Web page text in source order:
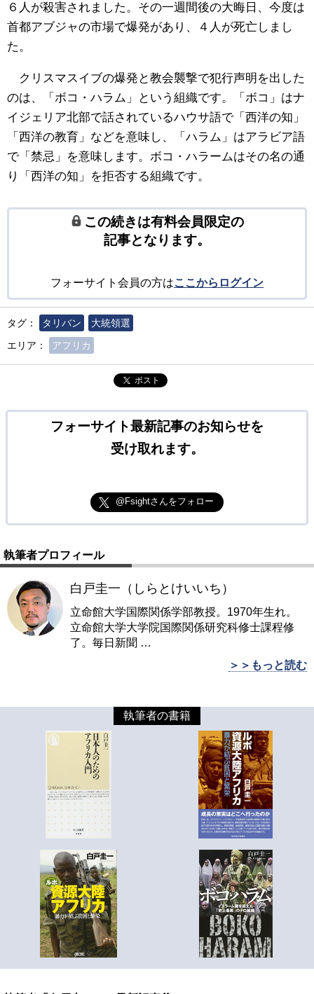
６人が殺害されました。その一週間後の大晦日、今度は
首都アブジャの市場で爆発があり、４人が死亡しまし
た。
クリスマスイブの爆発と教会襲撃で犯行声明を出した
のは、「ボコ・ハラム」という組織です。「ボコ」はナ
イジェリア北部で話されているハウサ語で「西洋の知」
「西洋の教育」などを意味し、「ハラム」はアラビア語
で「禁忌」を意味します。ボコ・ハラームはその名の通
り「西洋の知」を拒否する組織です。
この続きは有料会員限定の
記事となります。
フォーサイト会員の方はここからログイン
タグ： タリバン
大統領選
エリア：
アフリカ
ポスト
フォーサイト最新記事のお知らせを
受け取れます。
@Fsightさんをフォロー
執筆者プロフィール
白戸圭一（しらとけいいち）
立命館大学国際関係学部教授。1970年生れ。
立命館大学大学院国際関係研究科修士課程修
了。毎日新聞 …
＞＞もっと読む
執筆者の書籍